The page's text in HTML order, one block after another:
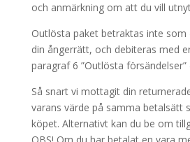
och anmärkning om att du vill
Outlösta paket betraktas inte
din ångerrätt, och debiteras med
paragraf 6 ”Outlösta försändelser”
Så snart vi mottagit din
varans värde på samma betalsätt
köpet. Alternativt kan du be om